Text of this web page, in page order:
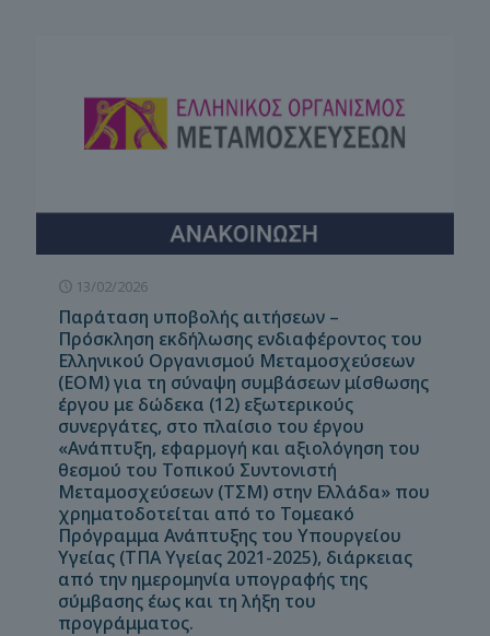
13/02/2026
Παράταση υποβολής αιτήσεων –
Πρόσκληση εκδήλωσης ενδιαφέροντος του
Ελληνικού Οργανισμού Μεταμοσχεύσεων
(ΕΟΜ) για τη σύναψη συμβάσεων μίσθωσης
έργου με δώδεκα (12) εξωτερικούς
συνεργάτες, στο πλαίσιο του έργου
«Ανάπτυξη, εφαρμογή και αξιολόγηση του
θεσμού του Τοπικού Συντονιστή
Μεταμοσχεύσεων (ΤΣΜ) στην Ελλάδα» που
χρηματοδοτείται από το Τομεακό
Πρόγραμμα Ανάπτυξης του Υπουργείου
Υγείας (ΤΠΑ Υγείας 2021-2025), διάρκειας
από την ημερομηνία υπογραφής της
σύμβασης έως και τη λήξη του
προγράμματος.